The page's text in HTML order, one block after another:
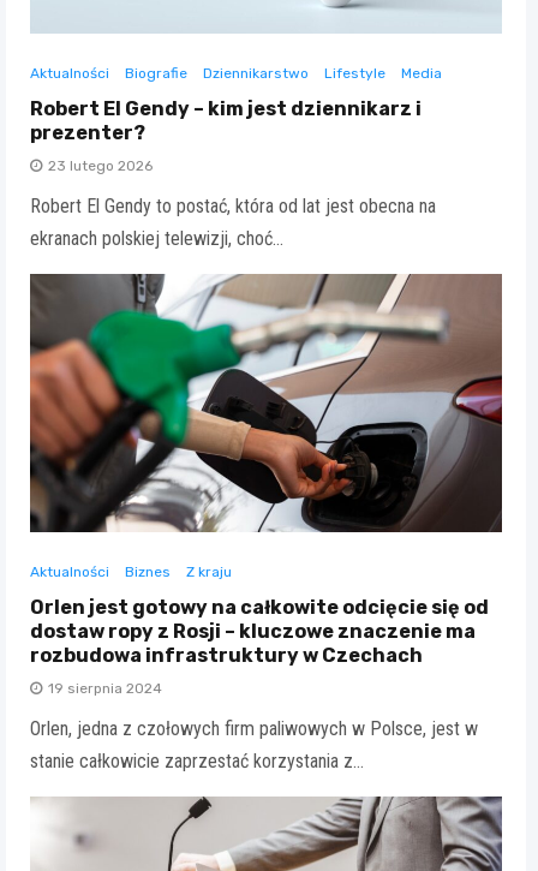
Aktualności Biografie Dziennikarstwo Lifestyle Media
Robert El Gendy – kim jest dziennikarz i
prezenter?
23 lutego 2026
Robert El Gendy to postać, która od lat jest obecna na
ekranach polskiej telewizji, choć…
Aktualności Biznes Z kraju
Orlen jest gotowy na całkowite odcięcie się od
dostaw ropy z Rosji – kluczowe znaczenie ma
rozbudowa infrastruktury w Czechach
19 sierpnia 2024
Orlen, jedna z czołowych firm paliwowych w Polsce, jest w
stanie całkowicie zaprzestać korzystania z…